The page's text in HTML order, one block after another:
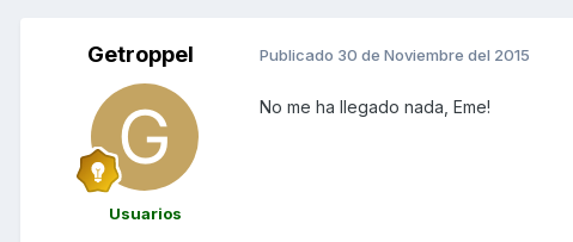
Getroppel
Usuarios
Publicado 30 de Noviembre del 2015
No me ha llegado nada, Eme!